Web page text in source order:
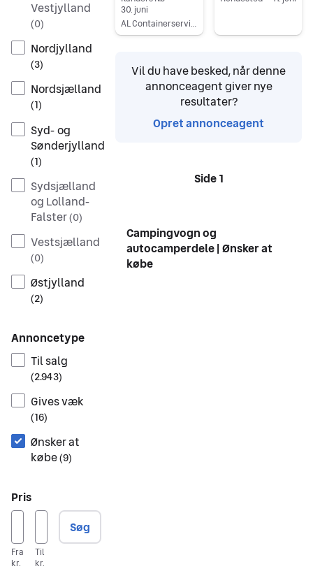
Vestjylland
(0)
Nordjylland
(3)
Nordsjælland
(1)
Syd- og
Sønderjylland
(1)
Sydsjælland
og Lolland-
Falster(0)
Vestsjælland
(0)
Østjylland
(2)
Annoncetype
Til salg
(2.943)
Gives væk
(16)
Ønsker at
købe(9)
Pris
Fra
kr.
Til
kr.
Søg
30. juni
AL Containerservice ApS
Vil du have besked, når denne
annonceagent giver nye
resultater?
Opret annonceagent
Sider
Side 1
Campingvogn og
autocamperdele | Ønsker at
købe